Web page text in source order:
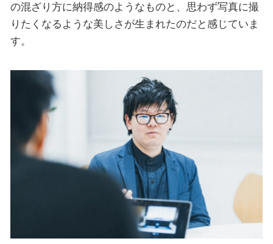
の混ざり方に納得感のようなものと、思わず写真に撮
りたくなるような美しさが生まれたのだと感じていま
す。